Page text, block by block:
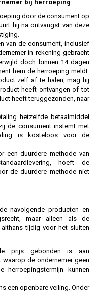
bij herroeping
door de consument op
hij na ontvangst van deze
van de consument, inclusief
in rekening gebracht
doch binnen 14 dagen
hem de herroeping meldt.
zelf af te halen, mag hij
heeft ontvangen of tot
heeft teruggezonden, naar
hetzelfde betaalmiddel
de consument instemt met
is kosteloos voor de
een duurdere methode van
hoeft de
de duurdere methode niet
navolgende producten en
maar alleen als de
tijdig voor het sluiten
prijs gebonden is aan
de ondernemer geen
kunnen
een openbare veiling. Onder